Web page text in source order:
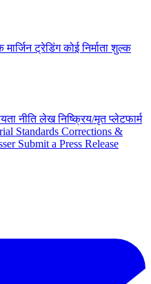
मार्जिन ट्रेडिंगकोई निर्माता शुल्क
नीतिलेखनिष्क्रिय/मृत प्लेटफार्म
Standards Corrections &
Submit a Press Release